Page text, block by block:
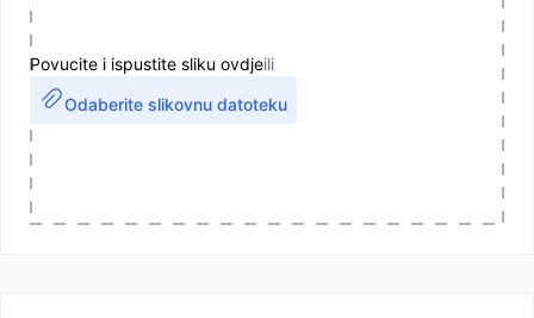
Povucite i ispustite sliku ovdjeili
Odaberite slikovnu datoteku